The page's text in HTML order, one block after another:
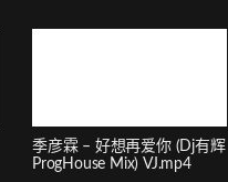
季彦霖 – 好想再爱你 (Dj有辉
ProgHouse Mix) VJ.mp4